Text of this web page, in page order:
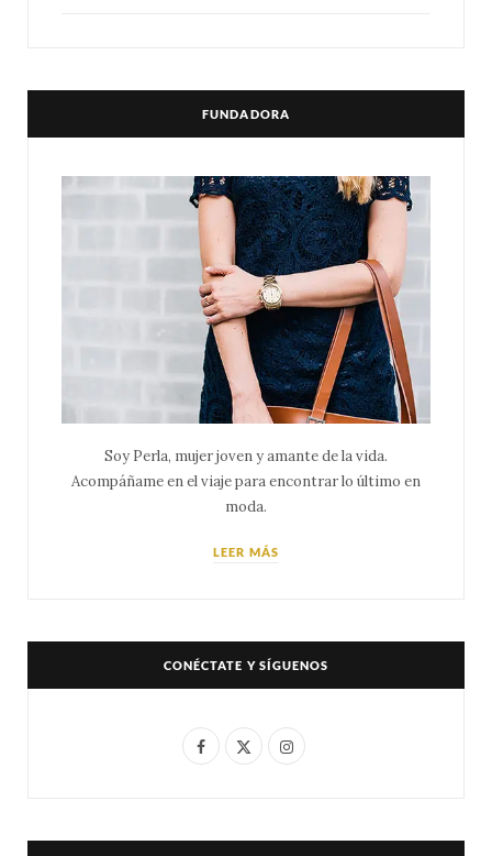
FUNDADORA
Soy Perla, mujer joven y amante de la vida.
Acompáñame en el viaje para encontrar lo último en
moda.
LEER MÁS
CONÉCTATE Y SÍGUENOS
F
X
I